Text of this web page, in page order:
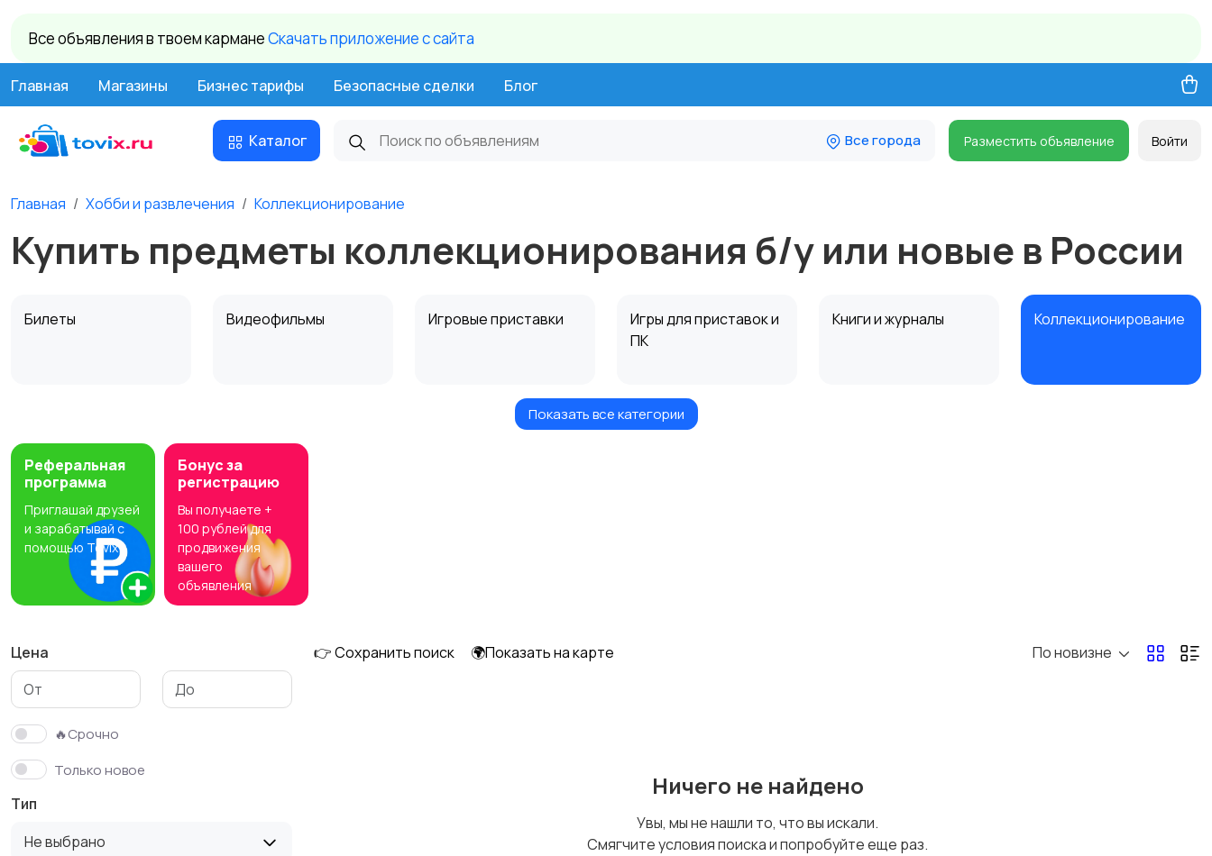
Все объявления в твоем карманеCкачать приложение c сайта
Главная Магазины Бизнес тарифы Безопасные сделки Блог
Каталог Все города Разместить объявление Войти
Главная Хобби и развлечения Коллекционирование
Купить предметы коллекционирования б/у или новые в России
Билеты Видеофильмы Игровые приставки
Игры для приставок и
ПК
Книги и журналы Коллекционирование
творчества
Музыкальные
Настольные игры
Показать все категории
Реферальная
программа
Приглашай друзей
и зарабатывай с
помощью Tovix
Бонус за
регистрацию
Вы получаете +
100 рублей для
продвижения
вашего
объявления
Цена
🔥Срочно
Только новое
Тип
Не выбрано
👉 Сохранить поиск 🌍Показать на карте По новизне
Ничего не найдено
Увы, мы не нашли то, что вы искали.
Смягчите условия поиска и попробуйте еще раз.